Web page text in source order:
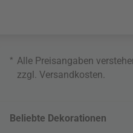
* Alle Preisangaben
zzgl. Versandkosten
Beliebte Dekorationen